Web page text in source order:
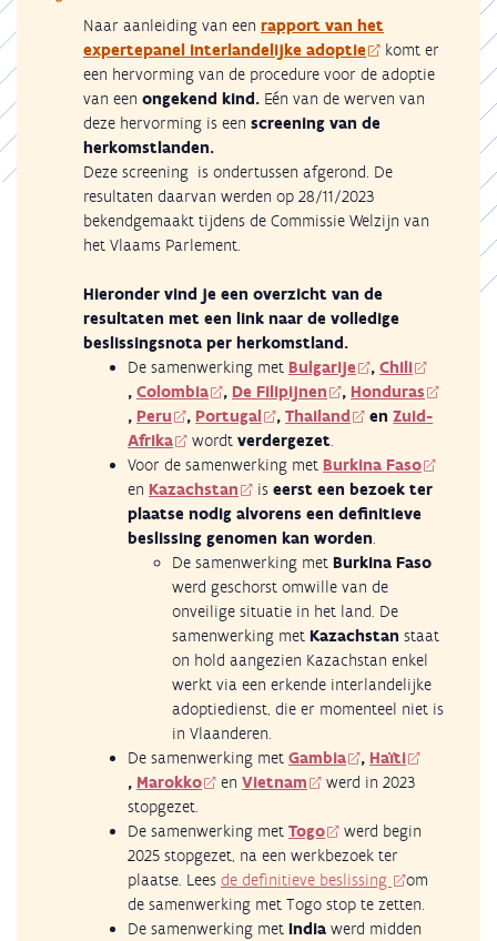
Naar aanleiding van een rapport van het
expertepanel interlandelijke adoptie
komt er
een hervorming van de procedure voor de adoptie
van een ongekend kind. Eén van de werven van
deze hervorming is een screening van de
herkomstlanden.
Deze screening is ondertussen afgerond. De
resultaten daarvan werden op 28/11/2023
bekendgemaakt tijdens de Commissie Welzijn van
het Vlaams Parlement.
Hieronder vind je een overzicht van de
resultaten met een link naar de volledige
beslissingsnota per herkomstland.
De samenwerking met Bulgarije ,Chili
, Colombia , De Filipijnen , Honduras
, Peru , Portugal ,Thailand enZuid-
Afrika
wordtverdergezet.
Voor de samenwerking met Burkina Faso
en Kazachstan iseerst een bezoek ter
plaatse nodig alvorens een definitieve
beslissing genomen kan worden.
De samenwerking met Burkina Faso
werd geschorst omwille van de
onveilige situatie in het land. De
samenwerking met Kazachstan staat
on hold aangezien Kazachstan enkel
werkt via een erkende interlandelijke
adoptiedienst, die er momenteel niet is
in Vlaanderen.
De samenwerking met Gambia , Haïti
, Marokko enVietnam
werd in 2023
stopgezet.
De samenwerking met Togo
werd begin
2025 stopgezet, na een werkbezoek ter
plaatse. Lees de definitieve beslissing
om
de samenwerking met Togo stop te zetten.
De samenwerking met India werd midden